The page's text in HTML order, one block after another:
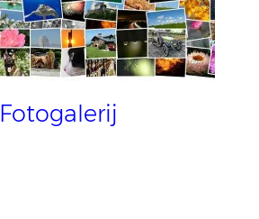
Fotogalerij